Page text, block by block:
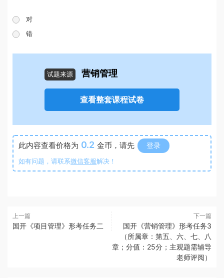
对
错
试题来源 营销管理
查看整套课程试卷
此内容查看价格为 0.2 金币，请先 登录
如有问题，请联系微信客服解决！
上一篇
国开《项目管理》形考任务二
下一篇
国开《营销管理》形考任务3
（所属章：第五、六、七、八
章；分值：25分；主观题需辅导
老师评阅）